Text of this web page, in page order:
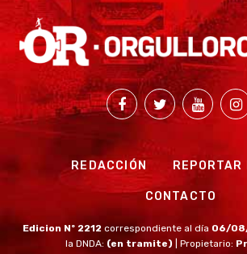
REDACCIÓN REPORTAR
CONTACTO
Edicion Nº 2212 correspondiente al día 06/
la DNDA: (en tramite) | Propietario: